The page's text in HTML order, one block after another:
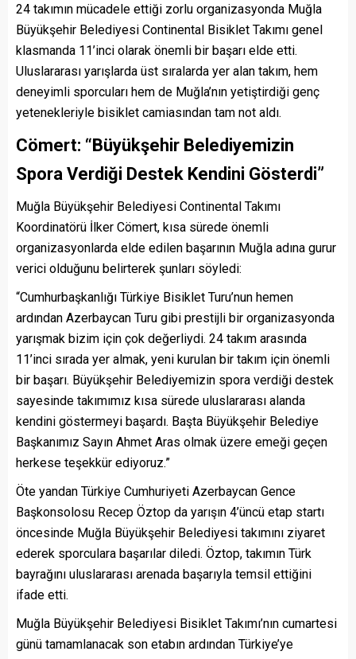
24 takımın mücadele ettiği zorlu organizasyonda Muğla
Büyükşehir Belediyesi Continental Bisiklet Takımı genel
klasmanda 11’inci olarak önemli bir başarı elde etti.
Uluslararası yarışlarda üst sıralarda yer alan takım, hem
deneyimli sporcuları hem de Muğla’nın yetiştirdiği genç
yetenekleriyle bisiklet camiasından tam not aldı.
Cömert: “Büyükşehir Belediyemizin
Spora Verdiği Destek Kendini Gösterdi”
Muğla Büyükşehir Belediyesi Continental Takımı
Koordinatörü İlker Cömert, kısa sürede önemli
organizasyonlarda elde edilen başarının Muğla adına gurur
verici olduğunu belirterek şunları söyledi:
“Cumhurbaşkanlığı Türkiye Bisiklet Turu’nun hemen
ardından Azerbaycan Turu gibi prestijli bir organizasyonda
yarışmak bizim için çok değerliydi. 24 takım arasında
11’inci sırada yer almak, yeni kurulan bir takım için önemli
bir başarı. Büyükşehir Belediyemizin spora verdiği destek
sayesinde takımımız kısa sürede uluslararası alanda
kendini göstermeyi başardı. Başta Büyükşehir Belediye
Başkanımız Sayın Ahmet Aras olmak üzere emeği geçen
herkese teşekkür ediyoruz.”
Öte yandan Türkiye Cumhuriyeti Azerbaycan Gence
Başkonsolosu Recep Öztop da yarışın 4’üncü etap startı
öncesinde Muğla Büyükşehir Belediyesi takımını ziyaret
ederek sporculara başarılar diledi. Öztop, takımın Türk
bayrağını uluslararası arenada başarıyla temsil ettiğini
ifade etti.
Muğla Büyükşehir Belediyesi Bisiklet Takımı’nın cumartesi
günü tamamlanacak son etabın ardından Türkiye’ye